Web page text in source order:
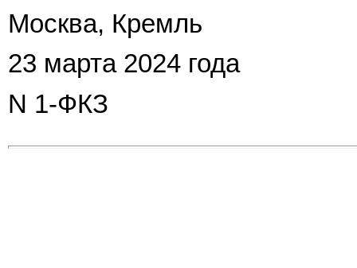
Москва, Кремль
23 марта 2024 года
N 1-ФКЗ